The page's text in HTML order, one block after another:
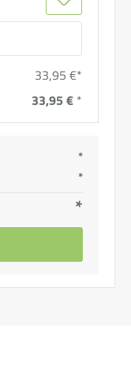
33,95 €*
33,95 € *
*
*
*